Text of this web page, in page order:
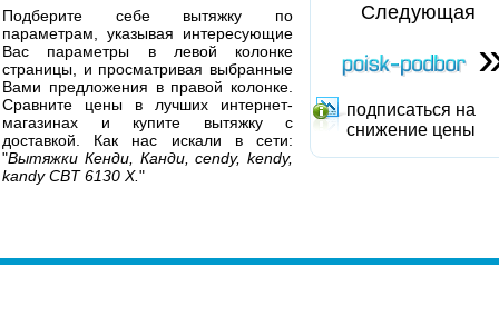
Следующая
подписаться на
снижение цены
Подберите себе вытяжку по
параметрам, указывая интересующие
Вас параметры в левой колонке
страницы, и просматривая выбранные
Вами предложения в правой колонке.
Сравните цены в лучших интернет-
магазинах и купите вытяжку с
доставкой. Как нас искали в сети:
"Вытяжки Кенди, Канди, cendy, kendy,
kandy CBT 6130 X."